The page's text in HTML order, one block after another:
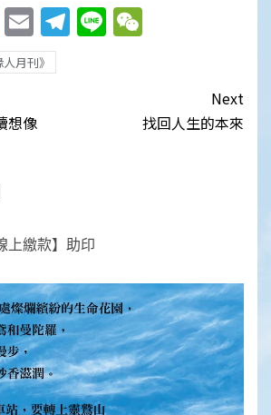
Twitter
EmailTelegram
Line
月刊》
想像
Next
找回人生的本來
上繳款】助印